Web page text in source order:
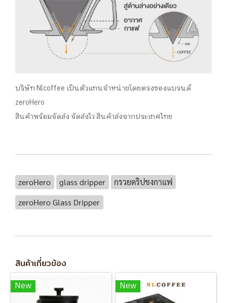
บริษัท Nlcoffee เป็นตัวแทนจำหน่ายโดยตรงของแบรนด์
zeroHero
สินค้าพร้อมจัดส่ง จัดส่งไว สินค้าส่งจากประเทศไทย
zeroHero glass dripper
กรวยดริปชงกาแฟ
zeroHero Glass Dripper
สินค้าเกี่ยวข้อง
New New